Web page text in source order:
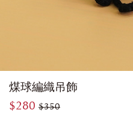
煤球編織吊飾
$280 $350